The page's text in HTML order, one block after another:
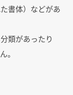
書体）などがあ
類があったり
。